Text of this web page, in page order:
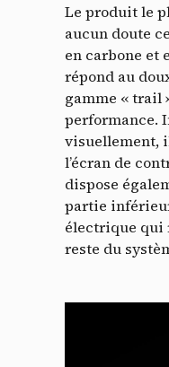
Le produit le
aucun doute
en carbone et
répond au
gamme « trail
performance.
visuellement,
l’écran de
dispose
partie
électrique qui
reste du